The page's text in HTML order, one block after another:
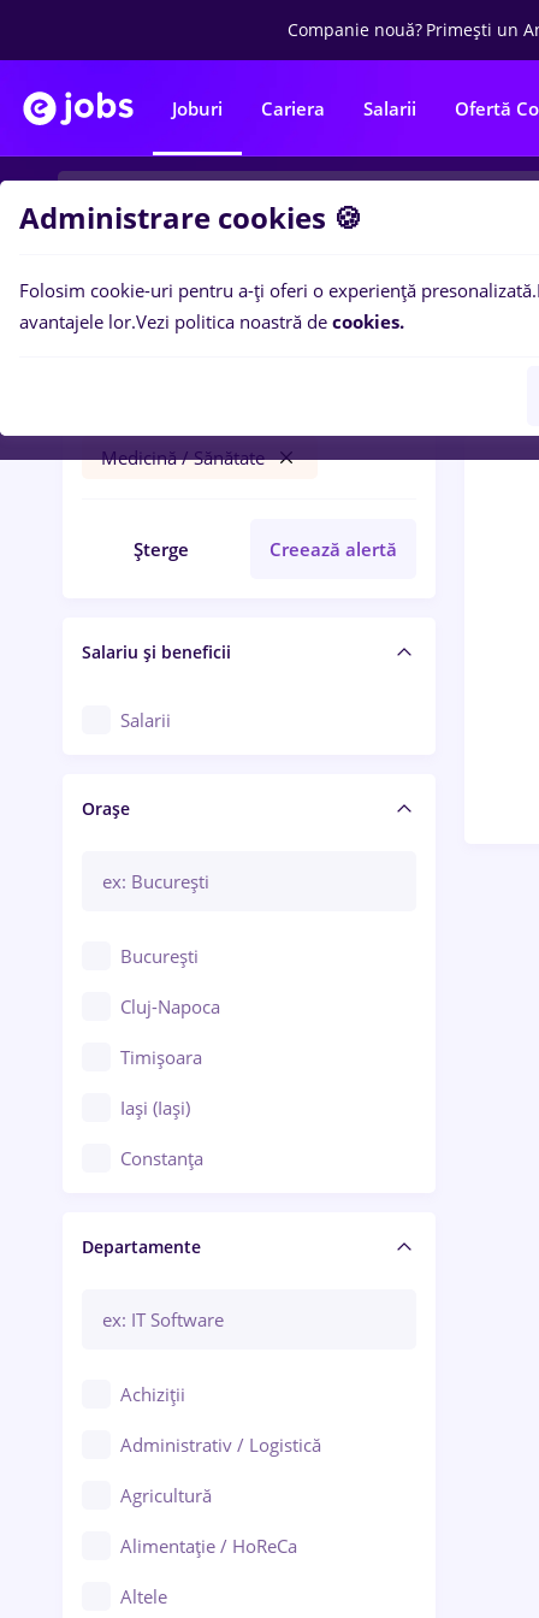
Companie nouă? Primești un
Joburi Cariera Salarii Ofertă
Filtre
Medicină / Sănătate
Șterge Creează alertă
Salariu și beneficii
Salarii
Orașe
București
Cluj-Napoca
Timișoara
Iași (Iași)
Constanța
Brașov
Bacău
Galați (Galați)
Ploiești
Departamente
Achiziții
Administrativ / Logistică
Agricultură
Alimentație / HoReCa
Altele
0
Administrare cookies 🍪
Folosim cookie-uri pentru a-ți oferi o experiență presonalizată.
avantajele lor.Vezi politica noastră de cookies.